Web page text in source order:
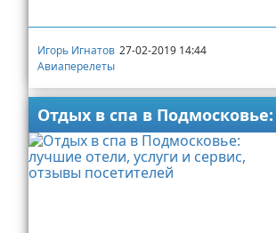
Игорь Игнатов 27-02-2019 14:44
Авиаперелеты
Отдых в спа в